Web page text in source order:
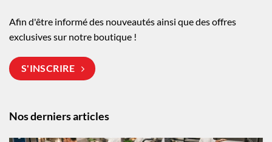
Nos derniers articles
Afin d'être informé des nouveautés ainsi que des offres
exclusives sur notre boutique !
S'INSCRIRE